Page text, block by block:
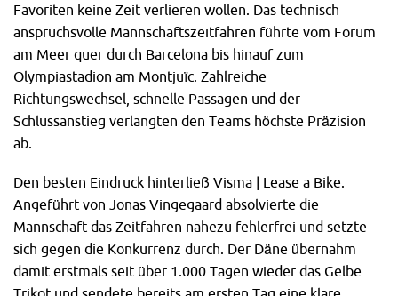
Favoriten keine Zeit verlieren wollen. Das technisch
anspruchsvolle Mannschaftszeitfahren führte vom Forum
am Meer quer durch Barcelona bis hinauf zum
Olympiastadion am Montjuïc. Zahlreiche
Richtungswechsel, schnelle Passagen und der
Schlussanstieg verlangten den Teams höchste Präzision
ab.
Den besten Eindruck hinterließ Visma | Lease a Bike.
Angeführt von Jonas Vingegaard absolvierte die
Mannschaft das Zeitfahren nahezu fehlerfrei und setzte
sich gegen die Konkurrenz durch. Der Däne übernahm
damit erstmals seit über 1.000 Tagen wieder das Gelbe